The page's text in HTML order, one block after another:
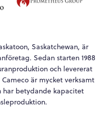
Saskatchewan, är
Sedan starten 1988
och levererat
är mycket verksamt
har betydande kapacitet